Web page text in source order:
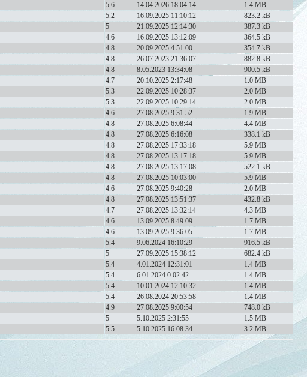
5.6 14.04.2026 18:04:14
1.4 MB
5.2 16.09.2025 11:10:12
823.2 kB
5 21.09.2025 12:14:30
387.3 kB
4.6 16.09.2025 13:12:09
364.5 kB
4.8 20.09.2025 4:51:00
354.7 kB
4.8 26.07.2023 21:36:07
882.8 kB
4.8 8.05.2023 13:34:08
900.5 kB
4.7 20.10.2025 2:17:48
1.0 MB
5.3 22.09.2025 10:28:37
2.0 MB
5.3 22.09.2025 10:29:14
2.0 MB
4.6 27.08.2025 9:31:52
1.9 MB
4.8 27.08.2025 6:08:44
4.4 MB
4.8 27.08.2025 6:16:08
338.1 kB
4.8 27.08.2025 17:33:18
5.9 MB
4.8 27.08.2025 13:17:18
5.9 MB
4.8 27.08.2025 13:17:08
522.1 kB
4.8 27.08.2025 10:03:00
5.9 MB
4.6 27.08.2025 9:40:28
2.0 MB
4.8 27.08.2025 13:51:37
432.8 kB
4.7 27.08.2025 13:32:14
4.3 MB
4.6 13.09.2025 8:49:09
1.7 MB
4.6 13.09.2025 9:36:05
1.7 MB
5.4 9.06.2024 16:10:29
916.5 kB
5 27.09.2025 15:38:12
682.4 kB
5.4 4.01.2024 12:31:01
1.4 MB
5.4 6.01.2024 0:02:42
1.4 MB
5.4 10.01.2024 12:10:32
1.4 MB
5.4 26.08.2024 20:53:58
1.4 MB
4.9 27.08.2025 9:00:54
748.0 kB
5 5.10.2025 2:31:55
1.5 MB
5.5 5.10.2025 16:08:34 3.2 MB